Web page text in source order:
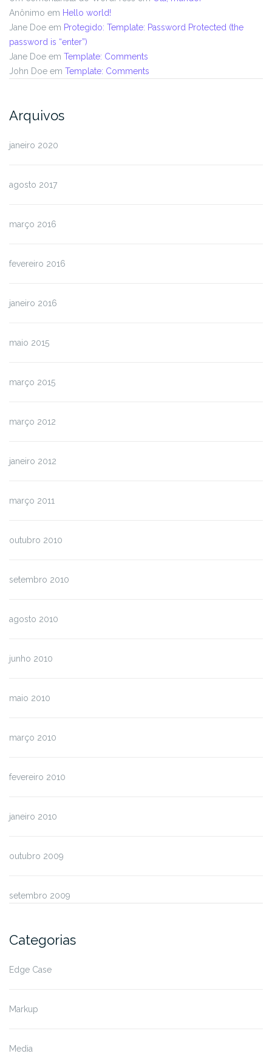
Anônimo em Hello world!
Jane Doe em Protegido: Template: Password Protected (the
password is “enter”)
Jane Doe em Template: Comments
John Doe em Template: Comments
Arquivos
janeiro 2020
agosto 2017
março 2016
fevereiro 2016
janeiro 2016
maio 2015
março 2015
março 2012
janeiro 2012
março 2011
outubro 2010
setembro 2010
agosto 2010
junho 2010
maio 2010
março 2010
fevereiro 2010
janeiro 2010
outubro 2009
setembro 2009
Categorias
Edge Case
Markup
Media